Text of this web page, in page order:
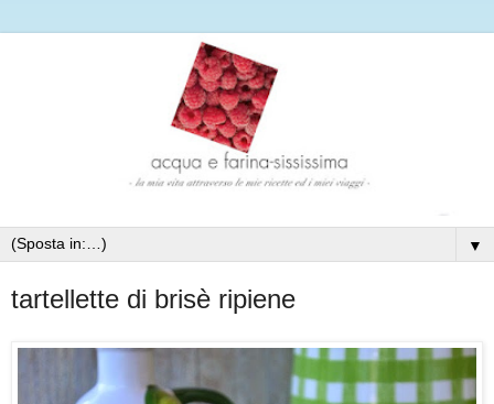
▼
tartellette di brisè ripiene